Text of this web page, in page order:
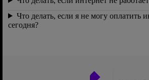
Что делать, если я не могу оплатить
сегодня?